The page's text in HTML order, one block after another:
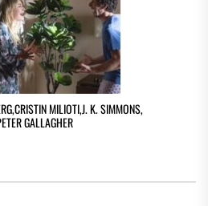
,CRISTIN MILIOTI,J. K. SIMMONS,
GALLAGHER